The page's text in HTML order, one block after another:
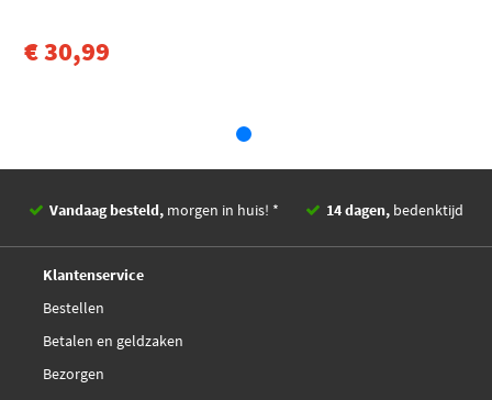
€ 30,99
Vandaag besteld, morgen in huis! * 14 dagen, bedenktijd
Klantenservice
Bestellen
Betalen en geldzaken
Bezorgen